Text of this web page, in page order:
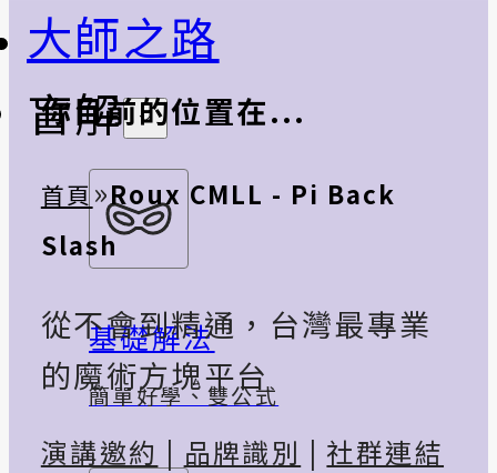
大師之路
盲解
基礎解法
簡單好學、雙公式
你目前的位置在...
首頁 »Roux CMLL - Pi Back
Slash
從不會到精通，台灣最專業
的魔術方塊平台
演講邀約 | 品牌識別 | 社群連結